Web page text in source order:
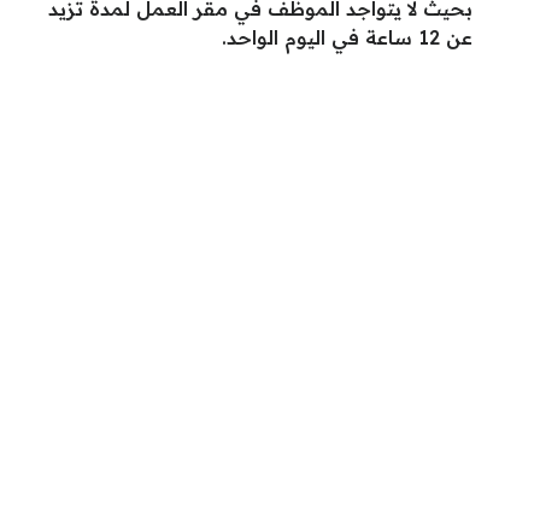
بحيث لا يتواجد الموظف في مقر العمل لمدة تزيد
عن 12 ساعة في اليوم الواحد.